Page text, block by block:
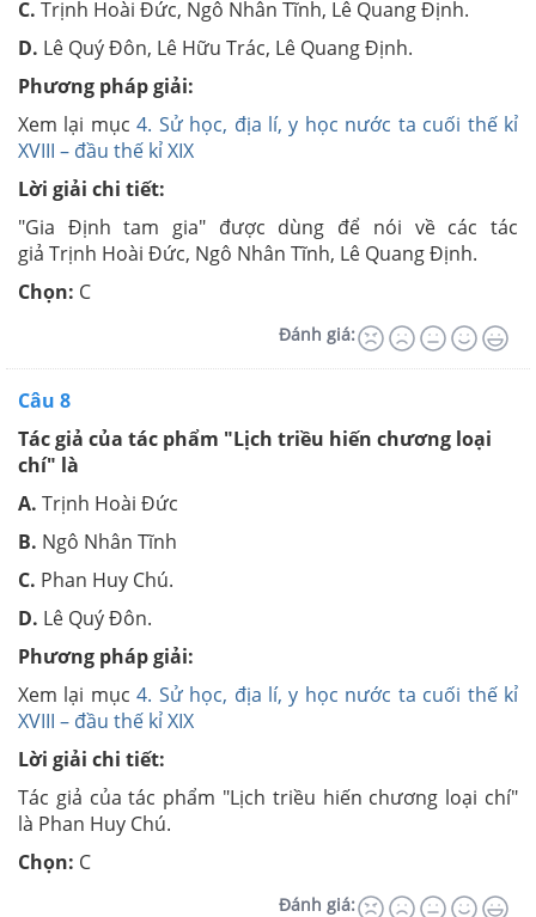
C. Trịnh Hoài Đức, Ngô Nhân Tĩnh, Lê Quang Định.
D. Lê Quý Đôn, Lê Hữu Trác, Lê Quang Định.
Phương pháp giải:
Xem lại mục4. Sử học, địa lí, y học nước ta cuối thế kỉ
XVIII – đầu thế kỉ XIX
Lời giải chi tiết:
"Gia Định tam gia" được dùng để nói về các tác
giả Trịnh Hoài Đức, Ngô Nhân Tĩnh, Lê Quang Định.
Chọn: C
Đánh giá:
Câu 8
Tác giả của tác phẩm "Lịch triều hiến chương loại
chí" là
A. Trịnh Hoài Đức
B. Ngô Nhân Tĩnh
C. Phan Huy Chú.
D. Lê Quý Đôn.
Phương pháp giải:
Xem lại mục4. Sử học, địa lí, y học nước ta cuối thế kỉ
XVIII – đầu thế kỉ XIX
Lời giải chi tiết:
Tác giả của tác phẩm "Lịch triều hiến chương loại chí"
là Phan Huy Chú.
Chọn: C
Đánh giá: